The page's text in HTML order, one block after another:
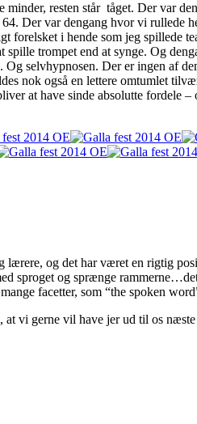
resten står tåget. Der var
Der var dengang hvor vi rullede
forelsket i hende som jeg spillede
spille trompet end at synge. Og
selvhypnosen. Der er ingen af
nok også en lettere omtumlet
at have sinde absolutte fordele
lærere, og det har været en rigtig
sproget og sprænge
facetter, som “the spoken
vi gerne vil have jer ud til os